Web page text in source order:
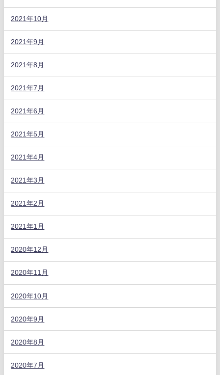
2021年10月
2021年9月
2021年8月
2021年7月
2021年6月
2021年5月
2021年4月
2021年3月
2021年2月
2021年1月
2020年12月
2020年11月
2020年10月
2020年9月
2020年8月
2020年7月